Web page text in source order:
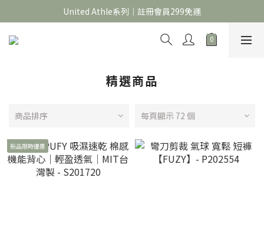
官網限定｜滿 688折＄30，1388折＄60，2688折＄150
United Athle系列｜註冊會員299免運
官網限定｜滿 688折＄30，1388折＄60，2688折＄150
精選商品
商品排序 每頁顯示 72 個
新品限時優惠